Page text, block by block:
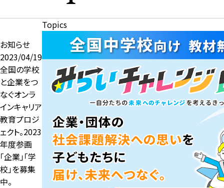
お知らせ
2023/04/19
全国の学校
と企業をつ
なぐオンラ
インキャリア
教育プロジ
ェクト。2023
年度参画
「企業」「学
校」を募集
中。
Topics